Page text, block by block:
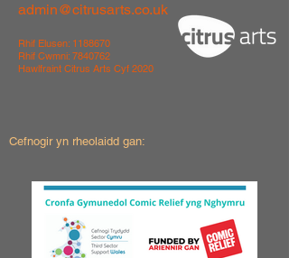
admin@citrusarts.co.uk
Rhif Elusen: 1188670
Rhif Cwmni: 7840762
Hawlfraint Citrus Arts Cyf 2020
Cefnogir yn rheolaidd gan: